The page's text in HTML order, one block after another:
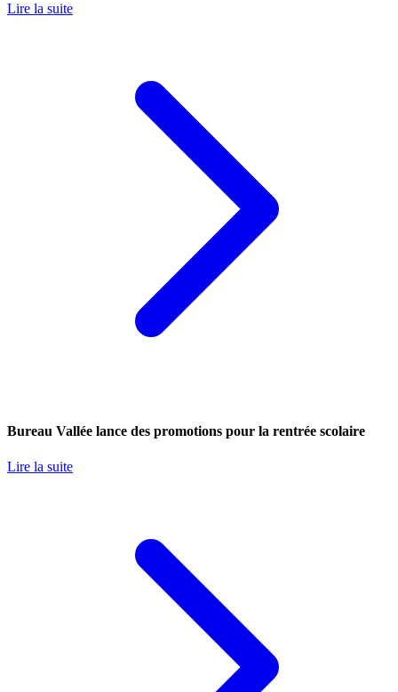
Lire la suite
Bureau Vallée lance des promotions pour la rentrée scolaire
Lire la suite